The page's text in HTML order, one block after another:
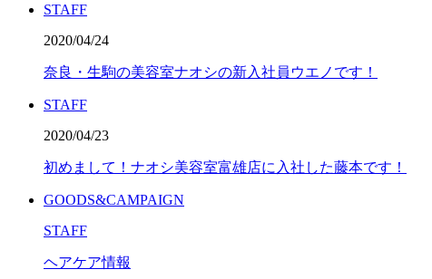
STAFF
2020/04/24
奈良・生駒の美容室ナオシの新入社員ウエノです！
STAFF
2020/04/23
初めまして！ナオシ美容室富雄店に入社した藤本です！
GOODS&CAMPAIGN
STAFF
ヘアケア情報